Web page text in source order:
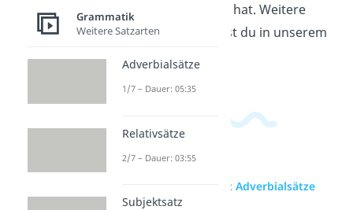
Nebensatz im Satz hat. Weitere
Videos dazu findest du in unserem
zur Videoseite: Adverbialsätze
Grammatik
Weitere Satzarten
Adverbialsätze
1/7 – Dauer: 05:35
Relativsätze
2/7 – Dauer: 03:55
Subjektsatz